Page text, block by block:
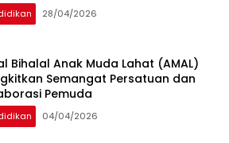
28/04/2026
Bihalal Anak Muda Lahat (AMAL)
Semangat Persatuan dan
Pemuda
04/04/2026